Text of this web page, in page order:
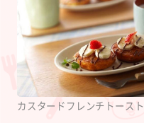
カスタードフレンチトースト